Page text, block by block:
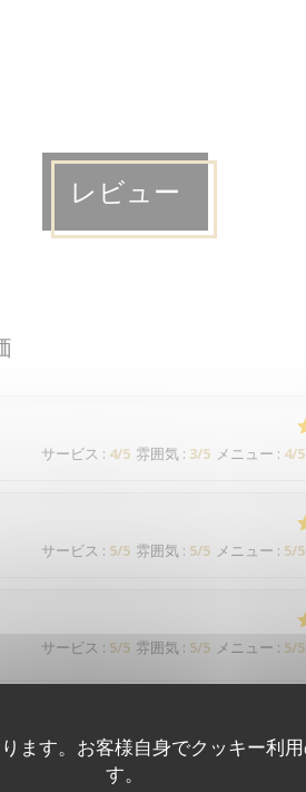
ます。お客様自身でクッキー利
す。
レビュー
サービス : 4/5 雰囲気 : 3/5 メニュー : 4/5
サービス : 5/5 雰囲気 : 5/5 メニュー : 5/5
サービス : 5/5 雰囲気 : 5/5 メニュー : 5/5
Formule tout compris qui comprend